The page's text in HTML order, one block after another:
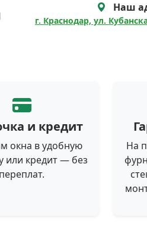
Наш
г. Краснодар, ул.
и кредит
окна в удобную
или кредит — без
переплат.
На